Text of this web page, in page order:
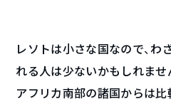
レソトは小さな国なので、わ
れる人は少ないかもしれませ
アフリカ南部の諸国からは